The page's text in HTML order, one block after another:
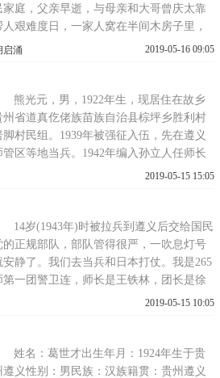
家庭，父亲早逝，与母亲和大哥曾庆太靠
人艰难度日，一家人窝在半间木房子里，
中值钱的只有一头母猪。家中绝粮断炊
证明没毒，兄弟俩便争着挖来充饥。民国
年(1936)年区里抓兵
启涌 2019-05-16 09:05
熊光元，男，1922年生，现居住在故乡
州省道真仡佬族苗族自治县棕坪乡胜利村
脚村民组。1939年被强征入伍，先在遵义
管区等地当兵。1942年编入孙立人任师长
新编第38师入缅作战，战役失败后退入印
，新编第一军军长是孙立人，新编第30师
长是唐守治。当时在供给艰难
2019-05-15 15:05
14岁(1943年)时被拉兵到遵义后交给国民
的正规部队，部队管得很严，一吹息灯号
安静了。我们去当兵和日本打仗。我是265
第一团警卫连，师长是王铁林，团长是徐
宣。我18岁当班长，19岁当中尉副连长，
活一点，车身快，就容易当官。我们的军
是鲁道元，他是云南人
2019-05-15 10:05
姓名：葛世才出生年月：1924年生于贵
遵义性别：男民族：汉族籍贯：贵州遵义